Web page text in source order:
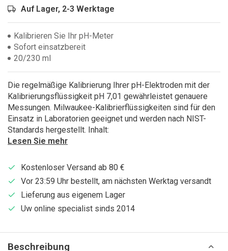
Auf Lager, 2-3 Werktage
Kalibrieren Sie Ihr pH-Meter
Sofort einsatzbereit
20/230 ml
Die regelmäßige Kalibrierung Ihrer pH-Elektroden mit der
Kalibrierungsflüssigkeit pH 7,01 gewährleistet genauere
Messungen. Milwaukee-Kalibrierflüssigkeiten sind für den
Einsatz in Laboratorien geeignet und werden nach NIST-
Standards hergestellt. Inhalt:
Lesen Sie mehr
Kostenloser Versand ab 80 €
Vor 23:59 Uhr bestellt, am nächsten Werktag versandt
Lieferung aus eigenem Lager
Uw online specialist sinds 2014
Beschreibung